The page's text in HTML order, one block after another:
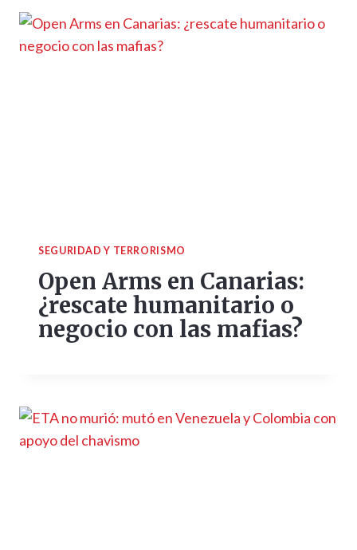
SEGURIDAD Y TERRORISMO
Open Arms en Canarias:
¿rescate humanitario o
negocio con las mafias?